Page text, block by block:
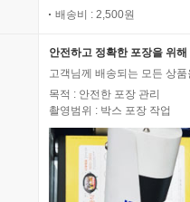
배송비 : 2,500원
안전하고 정확한 포장을 위
고객님께 배송되는 모든 상
목적 : 안전한 포장 관리
촬영범위 : 박스 포장 작업